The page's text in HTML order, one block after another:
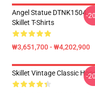
Angel Statue DTNK1504
Skillet T-Shirts
₩3,651,700 - ₩4,202,900
-
Skillet Vintage Classic -